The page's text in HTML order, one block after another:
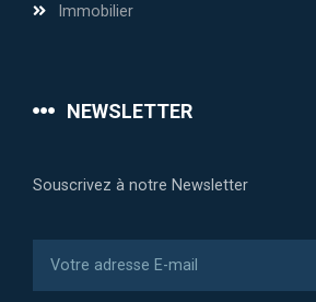
Immobilier
NEWSLETTER
Souscrivez à notre Newsletter